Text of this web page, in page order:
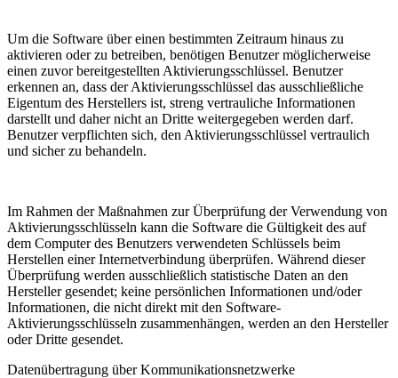
Um die Software über einen bestimmten Zeitraum hinaus zu
aktivieren oder zu betreiben, benötigen Benutzer möglicherweise
einen zuvor bereitgestellten Aktivierungsschlüssel. Benutzer
erkennen an, dass der Aktivierungsschlüssel das ausschließliche
Eigentum des Herstellers ist, streng vertrauliche Informationen
darstellt und daher nicht an Dritte weitergegeben werden darf.
Benutzer verpflichten sich, den Aktivierungsschlüssel vertraulich
und sicher zu behandeln.
Im Rahmen der Maßnahmen zur Überprüfung der Verwendung von
Aktivierungsschlüsseln kann die Software die Gültigkeit des auf
dem Computer des Benutzers verwendeten Schlüssels beim
Herstellen einer Internetverbindung überprüfen. Während dieser
Überprüfung werden ausschließlich statistische Daten an den
Hersteller gesendet; keine persönlichen Informationen und/oder
Informationen, die nicht direkt mit den Software-
Aktivierungsschlüsseln zusammenhängen, werden an den Hersteller
oder Dritte gesendet.
Datenübertragung über Kommunikationsnetzwerke